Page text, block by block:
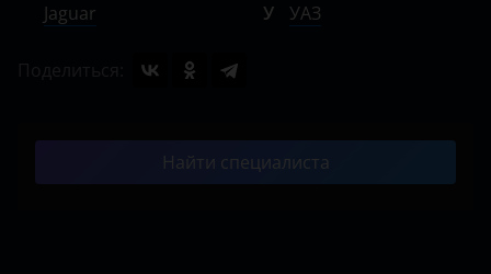
Jaguar
У
УАЗ
Найти специалиста